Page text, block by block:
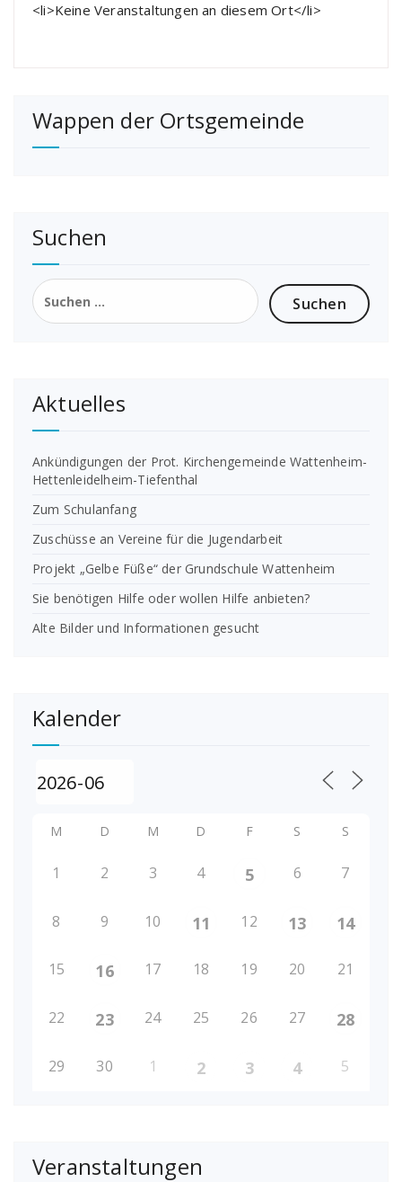
<li>Keine Veranstaltungen an diesem Ort</li>
Wappen der Ortsgemeinde
Suchen
Suchen
nach:
Aktuelles
Ankündigungen der Prot. Kirchengemeinde Wattenheim-
Hettenleidelheim-Tiefenthal
Zum Schulanfang
Zuschüsse an Vereine für die Jugendarbeit
Projekt „Gelbe Füße“ der Grundschule Wattenheim
Sie benötigen Hilfe oder wollen Hilfe anbieten?
Alte Bilder und Informationen gesucht
Kalender
M D M D F S S
1 2 3 4 5 6 7
8 9 10 11 12 13 14
15 16 17 18 19 20 21
22 23 24 25 26 27 28
29 30 1 2 3 4 5
Veranstaltungen